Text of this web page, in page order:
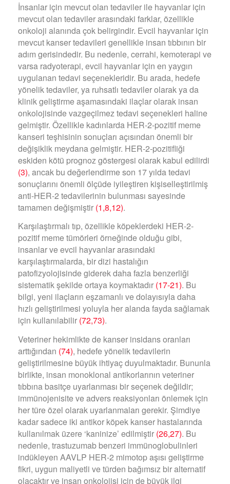
İnsanlar için mevcut olan tedaviler ile hayvanlar için
mevcut olan tedaviler arasındaki farklar, özellikle
onkoloji alanında çok belirgindir. Evcil hayvanlar için
mevcut kanser tedavileri genellikle insan tıbbının bir
adım gerisindedir. Bu nedenle, cerrahi, kemoterapi ve
varsa radyoterapi, evcil hayvanlar için en yaygın
uygulanan tedavi seçenekleridir. Bu arada, hedefe
yönelik tedaviler, ya ruhsatlı tedaviler olarak ya da
klinik geliştirme aşamasındaki ilaçlar olarak insan
onkolojisinde vazgeçilmez tedavi seçenekleri haline
gelmiştir. Özellikle kadınlarda HER-2-pozitif meme
kanseri teşhisinin sonuçları açısından önemli bir
değişiklik meydana gelmiştir. HER-2-pozitifliği
eskiden kötü prognoz göstergesi olarak kabul edilirdi
(3), ancak bu değerlendirme son 17 yılda tedavi
sonuçlarını önemli ölçüde iyileştiren kişiselleştirilmiş
anti-HER-2 tedavilerinin bulunması sayesinde
tamamen değişmiştir (1,8,12).
Karşılaştırmalı tıp, özellikle köpeklerdeki HER-2-
pozitif meme tümörleri örneğinde olduğu gibi,
insanlar ve evcil hayvanlar arasındaki
karşılaştırmalarda, bir dizi hastalığın
patofizyolojisinde giderek daha fazla benzerliği
sistematik şekilde ortaya koymaktadır (17-21). Bu
bilgi, yeni ilaçların eşzamanlı ve dolayısıyla daha
hızlı geliştirilmesi yoluyla her alanda fayda sağlamak
için kullanılabilir (72,73).
Veteriner hekimlikte de kanser insidans oranları
arttığından (74), hedefe yönelik tedavilerin
geliştirilmesine büyük ihtiyaç duyulmaktadır. Bununla
birlikte, insan monoklonal antikorlarının veteriner
tıbbına basitçe uyarlanması bir seçenek değildir;
immünojenisite ve advers reaksiyonları önlemek için
her türe özel olarak uyarlanmaları gerekir. Şimdiye
kadar sadece iki antikor köpek kanser hastalarında
kullanılmak üzere ‘kaninize’ edilmiştir (26,27). Bu
nedenle, trastuzumab benzeri immünoglobulinleri
indükleyen AAVLP HER-2 mimotop aşısı geliştirme
fikri, uygun maliyetli ve türden bağımsız bir alternatif
olacaktır ve insan onkolojisi için de büyük ilgi